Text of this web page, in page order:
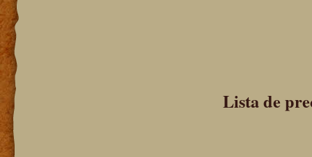
Lista de